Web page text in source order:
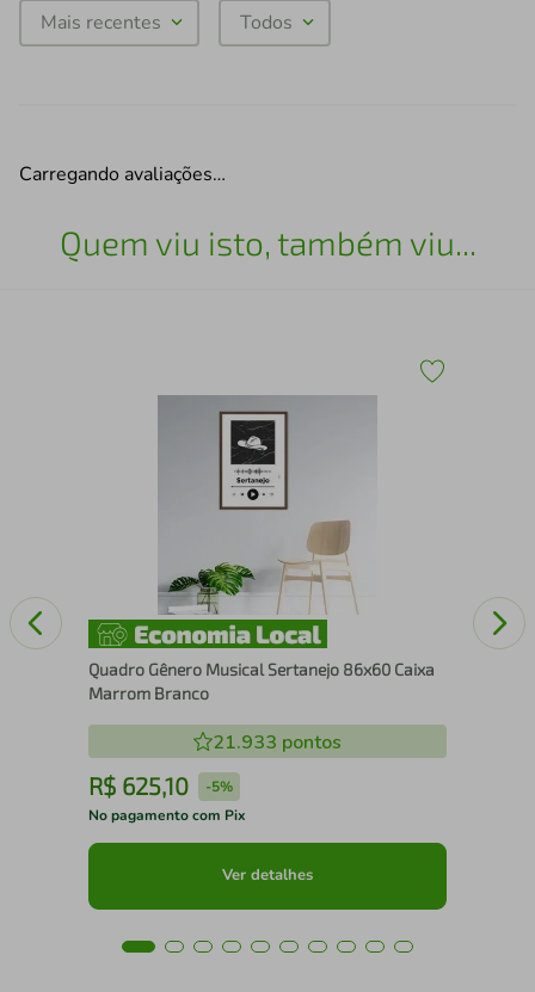
Mais recentes Todos
Carregando avaliações…
Quem viu isto, também viu...
Quadro Gênero Musical Sertanejo 86x60 Caixa
Marrom Branco
21.933 pontos
R$ 625,10 -5%
No pagamento com Pix
Ver detalhes